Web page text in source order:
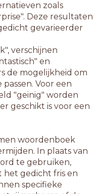
zoals
Deze resultaten
gevarieerder
verschijnen
en
de mogelijkheid om
Voor een
"geinig" worden
geschikt is voor een
woordenboek
In plaats van
te gebruiken,
het gedicht fris en
specifieke